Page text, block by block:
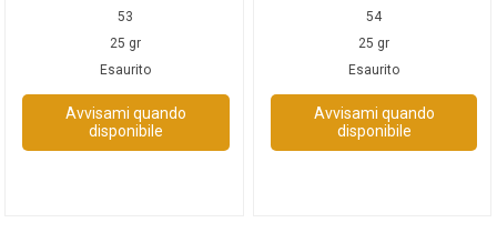
53
25 gr
Esaurito
Avvisami quando
disponibile
54
25 gr
Esaurito
Avvisami quando
disponibile